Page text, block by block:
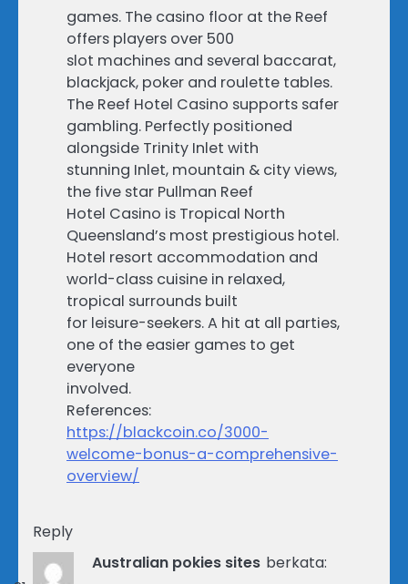
games. The casino floor at the Reef
offers players over 500
slot machines and several baccarat,
blackjack, poker and roulette tables.
The Reef Hotel Casino supports safer
gambling. Perfectly positioned
alongside Trinity Inlet with
stunning Inlet, mountain & city views,
the five star Pullman Reef
Hotel Casino is Tropical North
Queensland’s most prestigious hotel.
Hotel resort accommodation and
world-class cuisine in relaxed,
tropical surrounds built
for leisure-seekers. A hit at all parties,
one of the easier games to get
everyone
involved.
References:
https://blackcoin.co/3000-
welcome-bonus-a-comprehensive-
overview/
Reply
Australian pokies sites berkata: